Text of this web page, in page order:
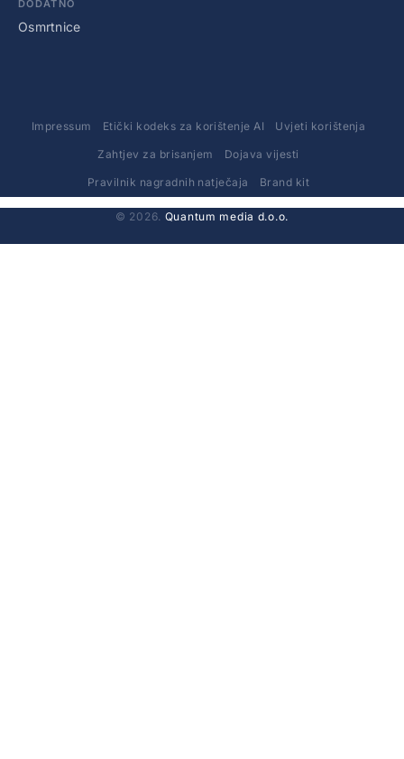
DODATNO
Osmrtnice
Impressum Etički kodeks za korištenje AI Uvjeti korištenja
Zahtjev za brisanjem Dojava vijesti
Pravilnik nagradnih natječaja Brand kit
© 2026. Quantum media d.o.o.